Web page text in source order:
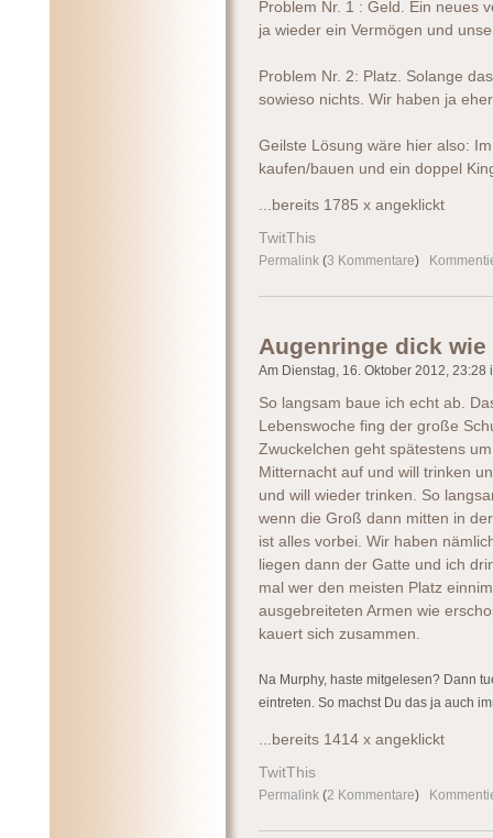
Problem Nr. 1 : Geld. Ein neues
ja wieder ein Vermögen und
Problem Nr. 2: Platz. Solange
sowieso nichts. Wir haben ja
Geilste Lösung wäre hier also:
kaufen/bauen und ein doppel
...bereits 1785 x angeklickt
TwitThis
Permalink (3 Kommentare)
Augenringe dick wie
Am Dienstag, 16. Oktober 2012, 23:28
So langsam baue ich echt ab.
Lebenswoche fing der große
Zwuckelchen geht spätestens
Mitternacht auf und will trinken
und will wieder trinken. So
wenn die Groß dann mitten in
ist alles vorbei. Wir haben
liegen dann der Gatte und ich
mal wer den meisten Platz
ausgebreiteten Armen wie
kauert sich zusammen.
Na Murphy, haste mitgelesen? Dann
eintreten. So machst Du das ja auch
...bereits 1414 x angeklickt
TwitThis
Permalink (2 Kommentare)